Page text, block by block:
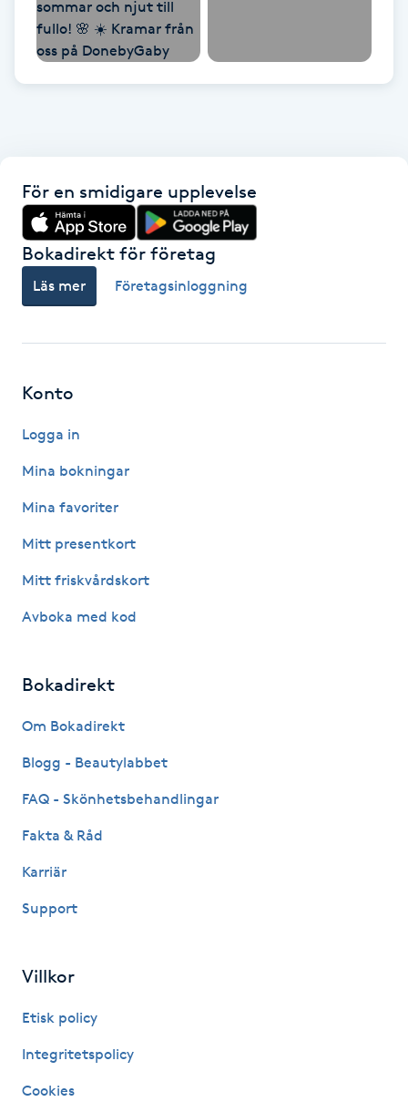
Japansk massage
Kemisk peeling
Keratinbehandling
Kinesiologi
Klangmassage
Klippning
Klippning ungdom
Kosmetisk tatuering
Kostrådgivning
Kroppspeeling
Käkledsbehandling
Kärlbehandling
Laserbehandling
Lashlift Keratin
För en smidigare upplevelse
Bokadirekt för företag
Läs mer Företagsinloggning
Konto
Logga in
Mina bokningar
Mina favoriter
Mitt presentkort
Mitt friskvårdskort
Avboka med kod
Bokadirekt
Om Bokadirekt
Blogg - Beautylabbet
FAQ - Skönhetsbehandlingar
Fakta & Råd
Karriär
Support
Villkor
Etisk policy
Integritetspolicy
Cookies